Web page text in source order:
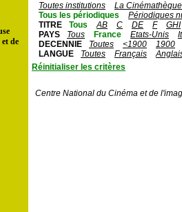
de
Toutes institutions
La
Tous les périodiques
Périodiques
TITRE
Tous AB C DE F
GHI
PAYS
Tous France Etats-Unis
DECENNIE
Toutes <1900
1900
LANGUE
Toutes Français
Réinitialiser les critères
Centre National du Cinéma et de